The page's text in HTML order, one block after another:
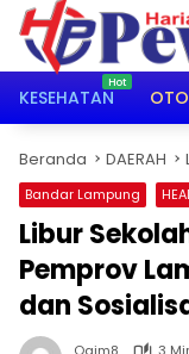
Langsung
konten
KESEHATAN
Beranda DAERAH
Bandar Lampung
Libur
Pemprov
dan